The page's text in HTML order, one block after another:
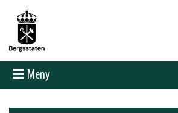
Meny